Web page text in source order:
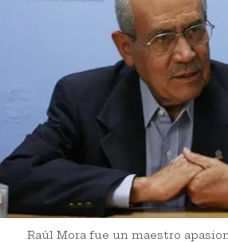
Raúl Mora fue un maestro